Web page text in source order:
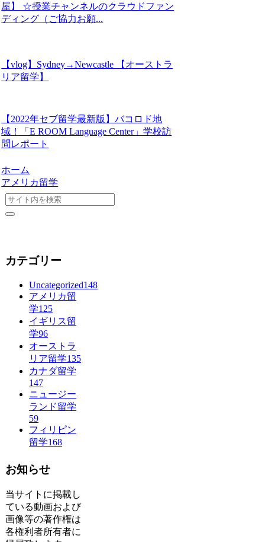
屋】 ☆授業チャンネルのクラウドファン
ディング（ご協力お願...
【vlog】Sydney→Newcastle 【オーストラ
リア留学】
【2022年セブ留学最新版】バコロド地
域！「E ROOM Language Center」学校訪
問レポート
ホーム
アメリカ留学
カテゴリー
Uncategorized148
アメリカ留
学125
イギリス留
学96
オーストラ
リア留学135
カナダ留学
147
ニュージー
ランド留学
59
フィリピン
留学168
お知らせ
当サイトに掲載し
ている動画および
画像等の著作権は
各権利者所有者に